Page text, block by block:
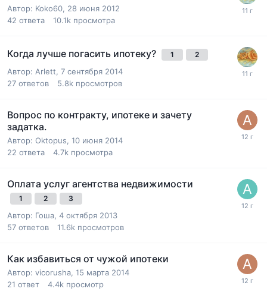
Автор: Koko60, 28 июня 2012
42 ответа 10.1k просмотра
Когда лучше погасить ипотеку? 1 2
Автор: Arlett, 7 сентября 2014
27 ответов 5.8k просмотров
Вопрос по контракту, ипотеке и зачету
задатка.
Автор: Oktopus, 10 июня 2014
22 ответа 4.7k просмотра
Оплата услуг агентства недвижимости
1 2 3
Автор: Гоша, 4 октября 2013
57 ответов 11.6k просмотров
Как избавиться от чужой ипотеки
Автор: vicorusha, 15 марта 2014
21 ответ 4.4k просмотр